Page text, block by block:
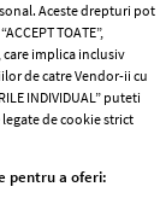
cookiesAceste drepturi pot
TOATE”,
implica inclusiv
de catre Vendor-ii cu
INDIVIDUAL” puteti
de cookie strict
pentru a oferi: